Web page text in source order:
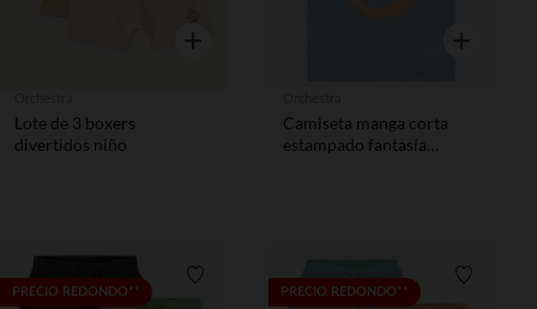
Vista rápida
Lote de 3 boxers
divertidos niño
Vista rápida
Camiseta manga corta
estampado fantasía
PRECIO REDONDO** Lista de requisitosPRECIO REDONDO**